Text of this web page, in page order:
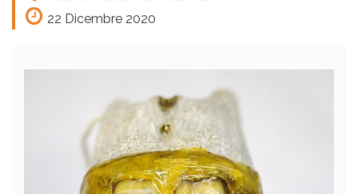
22 Dicembre 2020